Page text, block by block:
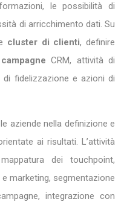
le possibilità di
di arricchimento dati. Su
cluster di clienti, definire
CRM, attività di
fidelizzazione e azioni di
aziende nella definizione e
ai risultati. L’attività
dei touchpoint,
marketing, segmentazione
integrazione con